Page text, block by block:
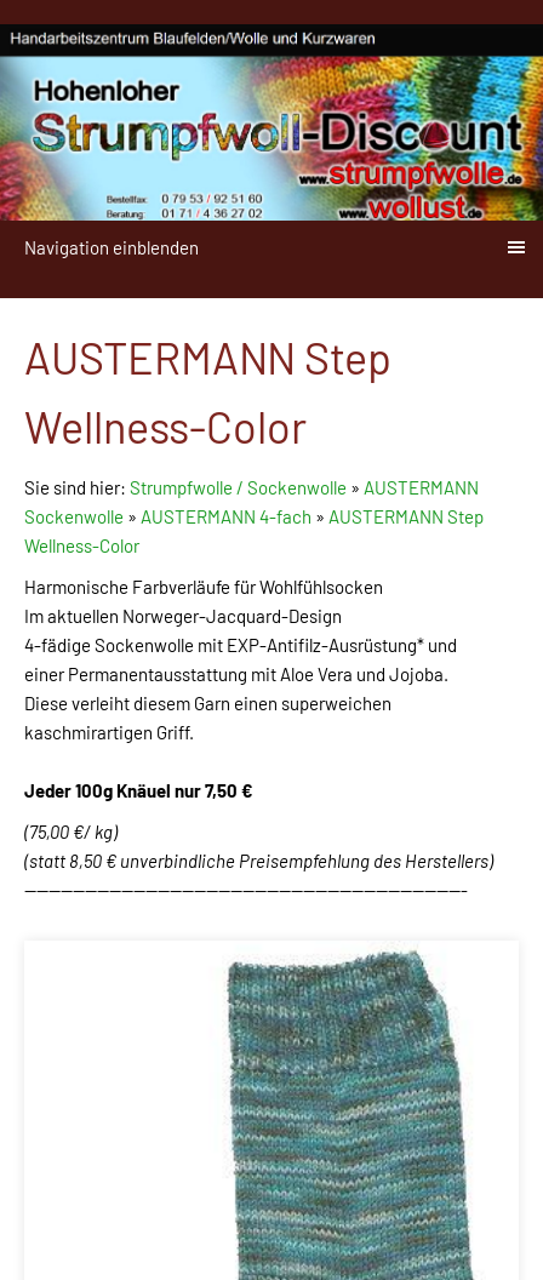
Navigation einblenden
AUSTERMANN Step
Wellness-Color
Sie sind hier: Strumpfwolle / Sockenwolle » AUSTERMANN
Sockenwolle » AUSTERMANN 4-fach » AUSTERMANN Step
Wellness-Color
Harmonische Farbverläufe für Wohlfühlsocken
Im aktuellen Norweger-Jacquard-Design
4-fädige Sockenwolle mit EXP-Antifilz-Ausrüstung* und
einer Permanentausstattung mit Aloe Vera und Jojoba.
Diese verleiht diesem Garn einen superweichen
kaschmirartigen Griff.
Jeder 100g Knäuel nur 7,50 €
(75,00 €/ kg)
(statt 8,50 € unverbindliche Preisempfehlung des Herstellers)
-------------------------------------------------------------------------